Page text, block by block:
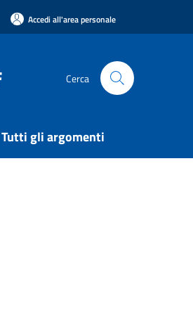
Accedi all'area personale
Cerca
Tutti gli argomenti